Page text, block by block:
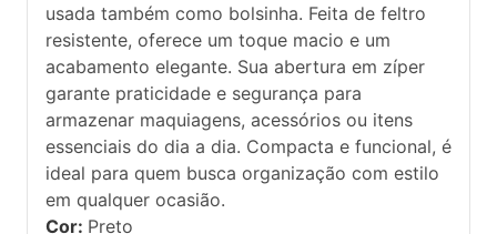
usada também como bolsinha. Feita de feltro
resistente, oferece um toque macio e um
acabamento elegante. Sua abertura em zíper
garante praticidade e segurança para
armazenar maquiagens, acessórios ou itens
essenciais do dia a dia. Compacta e funcional, é
ideal para quem busca organização com estilo
em qualquer ocasião.
Cor: Preto